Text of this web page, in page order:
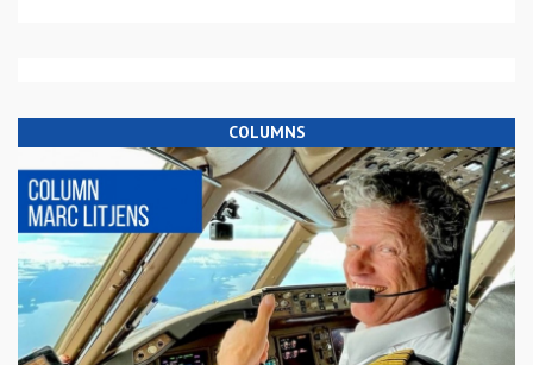
COLUMNS